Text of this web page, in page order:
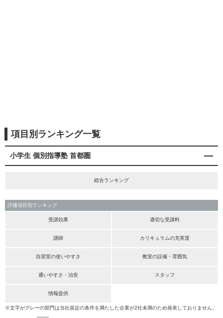
項目別ランキング一覧
小学生 個別指導塾 首都圏
総合ランキング
評価項目別ランキング
受講効果 適切な受講料
講師 カリキュラムの充実度
自習室の使いやすさ 教室の設備・雰囲気
通いやすさ・治安 スタッフ
情報提供
※文字がグレーの部門は当社規定の条件を満たした企業が2社未満のため発表しておりません。